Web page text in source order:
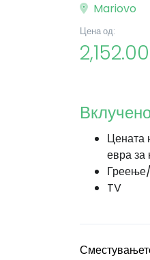
Mariovo
Цена од:
Цената
евра за
TV